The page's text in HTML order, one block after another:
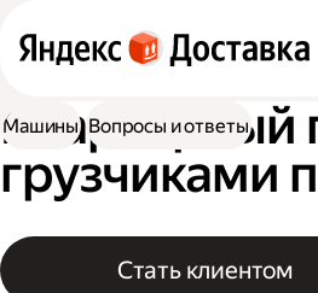
Квартирный
грузчиками
Стать клиентом
Машины Вопросы и ответы